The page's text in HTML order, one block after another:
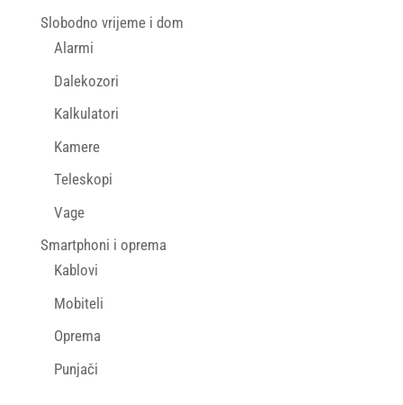
Slobodno vrijeme i dom
Alarmi
Dalekozori
Kalkulatori
Kamere
Teleskopi
Vage
Smartphoni i oprema
Kablovi
Mobiteli
Oprema
Punjači